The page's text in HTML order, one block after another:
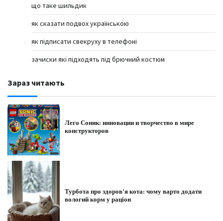
що таке шильдик
як сказати подвох українською
як підписати свекруху в телефоні
зачиски які підходять під брючний костюм
Зараз читають
Лего Соник: инновации и творчество в мире
конструкторов
Турбота про здоров’я кота: чому варто додати
вологий корм у раціон